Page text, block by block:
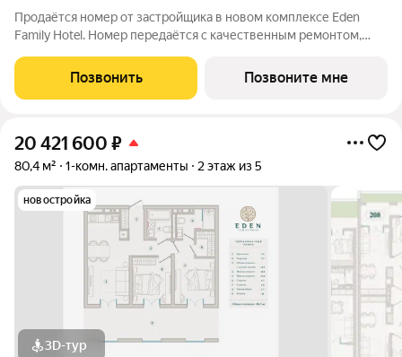
Продаётся номер от застройщика в новом комплексе Eden
Family Hotel. Номер передаётся с качественным ремонтом,
заселению или сдаче в аренду. Прямая продажа от
застройщика, прозрачные условия,
Позвонить Позвоните мне
20 421 600 ₽
80,4 м² 1-комн. апартаменты 2 этаж из 5
новостройка
3D-тур